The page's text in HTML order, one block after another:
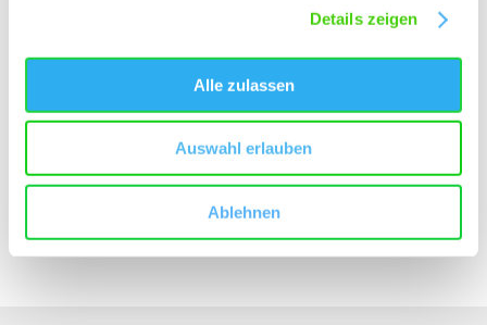
Details zeigen
Alle zulassen
Auswahl erlauben
Ablehnen
Datenschutzbestimmungengelesen und
Anfrage senden